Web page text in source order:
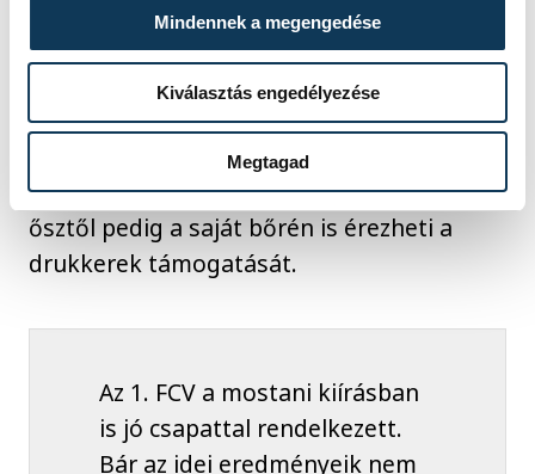
Mindennek a megengedése
Kiválasztás engedélyezése
Megtagad
– nyomatékosította a tehetséges játékos.
Ellenfélként már megtapasztalta a
veszprémi csarnok kiváló hangulatát,
ősztől pedig a saját bőrén is érezheti a
drukkerek támogatását.
Az 1. FCV a mostani kiírásban
is jó csapattal rendelkezett.
Bár az idei eredményeik nem